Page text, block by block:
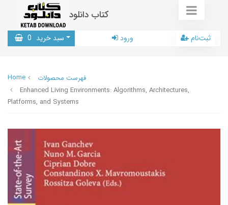
کتاب دانلود
سبد خرید 0 ورود ثبت‌نام
Home
فهرست محصولات
Enhanced Living Environments: Algorithms, Architectures,
Platforms, and Systems